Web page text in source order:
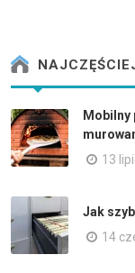
Mobilny
13
Jak
14